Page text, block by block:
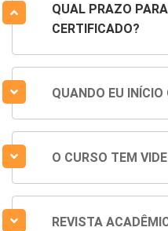
QUAL PRAZO
CERTIFICADO?
QUANDO EU INÍCIO
O CURSO TEM
REVISTA